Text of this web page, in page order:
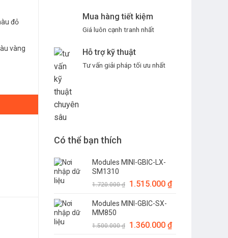
Mua hàng tiết kiệm
Giá luôn cạnh tranh nhất
Hỗ trợ kỹ thuật
Tư vấn giải pháp tối ưu nhất
Có thể bạn thích
Modules MINI-GBIC-LX-
SM1310
1.720.000₫
Giá
là:
1.515.000 ₫Giá
1.515.000 ₫.
Modules MINI-GBIC-SX-
MM850
1.500.000₫
Giá
1.360.000 ₫Giá
đỏ
vàng
XX003M số lượng